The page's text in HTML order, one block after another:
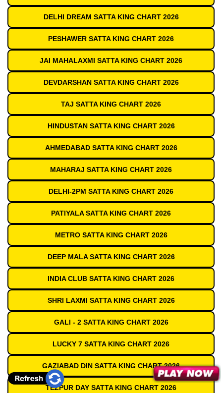
DELHI DREAM SATTA KING CHART 2026
PESHAWER SATTA KING CHART 2026
JAI MAHALAXMI SATTA KING CHART 2026
DEVDARSHAN SATTA KING CHART 2026
TAJ SATTA KING CHART 2026
HINDUSTAN SATTA KING CHART 2026
AHMEDABAD SATTA KING CHART 2026
MAHARAJ SATTA KING CHART 2026
DELHI-2PM SATTA KING CHART 2026
PATIYALA SATTA KING CHART 2026
METRO SATTA KING CHART 2026
DEEP MALA SATTA KING CHART 2026
INDIA CLUB SATTA KING CHART 2026
SHRI LAXMI SATTA KING CHART 2026
GALI - 2 SATTA KING CHART 2026
LUCKY 7 SATTA KING CHART 2026
GAZIABAD DIN SATTA KING CHART 2026
TEZPUR DAY SATTA KING CHART 2026